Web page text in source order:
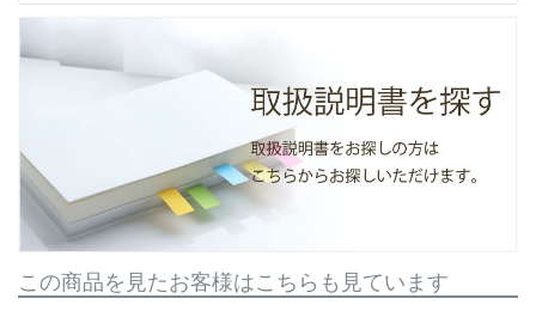
この商品を見たお客様はこちらも見ています